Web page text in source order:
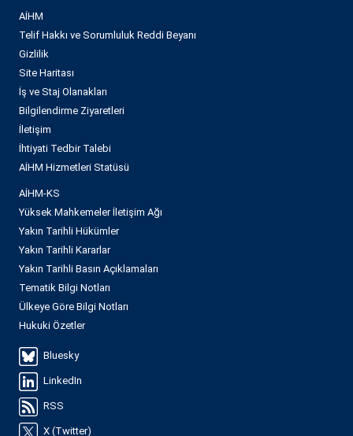
AİHM
Telif Hakkı ve Sorumluluk Reddi Beyanı
Gizlilik
Site Haritası
İş ve Staj Olanakları
Bilgilendirme Ziyaretleri
İletişim
İhtiyati Tedbir Talebi
AİHM Hizmetleri Statüsü
AİHM-KS
Yüksek Mahkemeler İletişim Ağı
Yakın Tarihli Hükümler
Yakın Tarihli Kararlar
Yakın Tarihli Basın Açıklamaları
Tematik Bilgi Notları
Ülkeye Göre Bilgi Notları
Hukuki Özetler
Bluesky
LinkedIn
RSS
X (Twitter)